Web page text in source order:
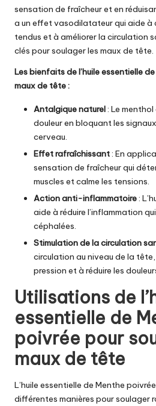
sensation de fraîcheur et en
a un effet vasodilatateur qui aide à
tendus et à améliorer la circulation
clés pour soulager les maux de tête.
Les bienfaits del’huile essentielle
maux de tête :
Antalgique naturel: Le
douleur en bloquant les
cerveau.
Effet rafraîchissant: En
sensation de fraîcheur qui
muscles et calme les tensions.
Action anti-inflammatoire:
aide à réduire l’inflammation
céphalées.
Stimulation de la circulation
circulation au niveau de la
pression et à réduire les
Utilisations de
essentielle de
poivrée pour
maux de tête
L’huile essentielle de Menthe poivrée
différentes manières pour soulager